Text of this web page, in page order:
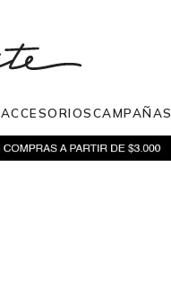
ACCESORIOSCAMPAÑAS